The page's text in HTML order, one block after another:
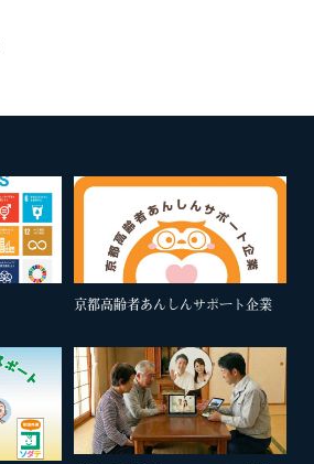
京都高齢者あんしんサポート企業